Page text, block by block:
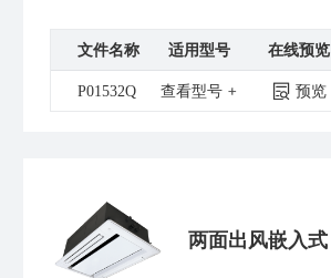
文件名称 适用型号 在线预览
P01532Q 查看型号 预览
两面出风嵌入式